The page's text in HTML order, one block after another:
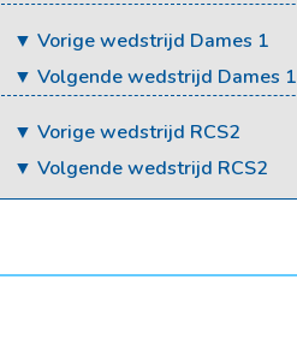
▼ Vorige wedstrijd Dames 1
▼ Volgende wedstrijd Dames 1
▼ Vorige wedstrijd RCS2
▼ Volgende wedstrijd RCS2